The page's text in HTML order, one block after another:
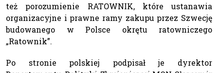
też porozumienie RATOWNIK, które ustanawia
organizacyjne i prawne ramy zakupu przez Szwecję
budowanego w Polsce okrętu ratowniczego
„Ratownik”.
Po stronie polskiej podpisał je dyrektor